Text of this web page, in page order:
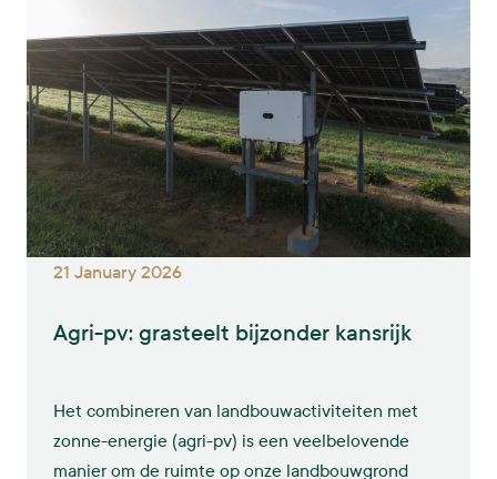
21 January 2026
Agri-pv: grasteelt bijzonder kansrijk
Het combineren van landbouwactiviteiten met
zonne-energie (agri-pv) is een veelbelovende
manier om de ruimte op onze landbouwgrond